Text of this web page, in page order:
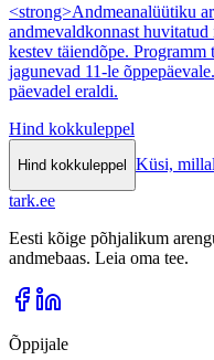
<strong>Andmeanalüütiku
andmevaldkonnast
kestev täiendõpe.
jagunevad 11-le
päevadel eraldi.
Hind kokkuleppel
Hind kokkuleppel Küsi,
tark.ee
Eesti kõige põhjalikum
andmebaas. Leia oma tee.
Õppijale